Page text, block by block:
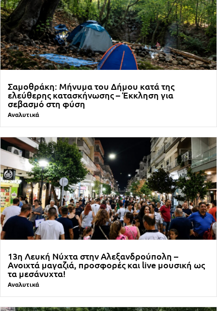
Σαμοθράκη: Μήνυμα του Δήμου κατά της
ελεύθερης κατασκήνωσης – Έκκληση για
σεβασμό στη φύση
Αναλυτικά
13η Λευκή Νύχτα στην Αλεξανδρούπολη –
Ανοιχτά μαγαζιά, προσφορές και live μουσική ως
τα μεσάνυχτα!
Αναλυτικά